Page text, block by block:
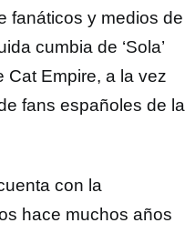
fanáticos y medios de
cumbia de ‘Sola’
Cat Empire, a la vez
fans españoles de la
con la
hace muchos años